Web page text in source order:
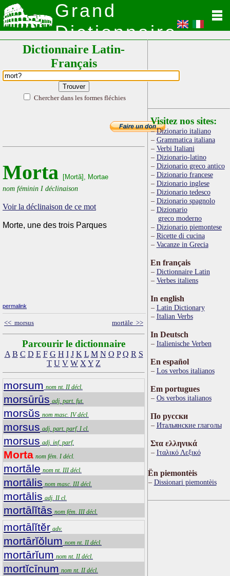
Grand
Dictionnaire
Latin
Dictionnaire Latin-
Français
Chercher dans les formes fléchies
Morta [Mortă], Mortae
nom féminin I déclinaison
Voir la déclinaison de ce mot
Morte, une des trois Parques
permalink
<< morsus mortāle >>
Parcourir le dictionnaire
A B C D E F G H I J K L M N O P Q R S
T U V W X Y Z
morsum nom nt. II décl.
morsūrūs adj. part. fut.
morsŭs nom masc. IV décl.
morsus adj. part. parf. I cl.
morsus adj. inf. parf.
Morta nom fém. I décl.
mortāle nom nt. III décl.
mortālis nom masc. III décl.
mortālis adj. II cl.
mortālĭtās nom fém. III décl.
mortālĭtĕr adv.
mortārĭŏlum nom nt. II décl.
mortārĭum nom nt. II décl.
mortĭcīnum nom nt. II décl.
Visitez nos sites:
Dizionario italiano
Grammatica italiana
Verbi Italiani
Dizionario-latino
Dizionario greco antico
Dizionario francese
Dizionario inglese
Dizionario tedesco
Dizionario spagnolo
Dizionario
greco moderno
Dizionario piemontese
Ricette di cucina
Vacanze in Grecia
En français
Dictionnaire Latin
Verbes italiens
In english
Latin Dictionary
Italian Verbs
In Deutsch
Italienische Verben
En español
Los verbos italianos
Em portugues
Os verbos italianos
По русски
Итальянские глаголы
Στα ελληνικά
Ιταλικό Λεξικό
Ën piemontèis
Dissionari piemontèis